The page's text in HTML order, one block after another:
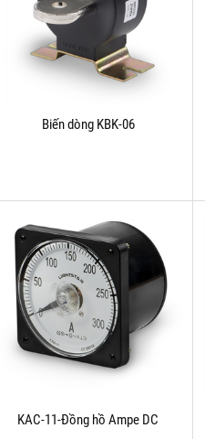
Biến dòng KBK-06
KAC-11-Đồng hồ Ampe DC